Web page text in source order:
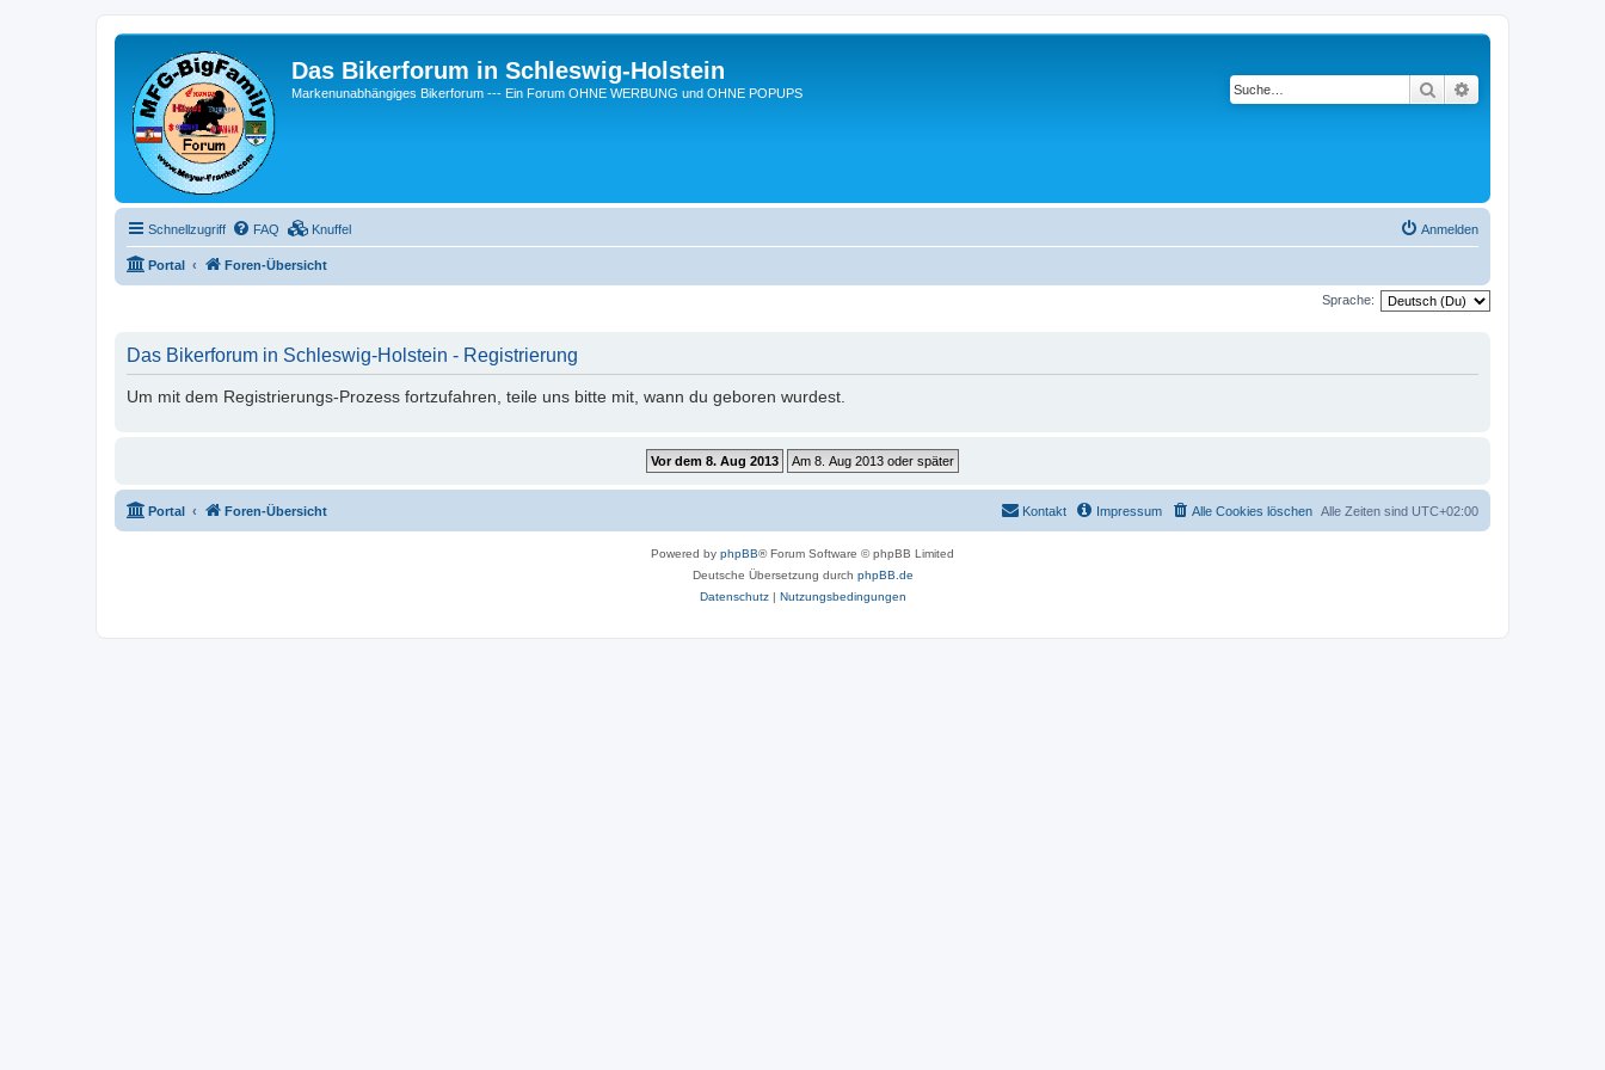
Das Bikerforum in Schleswig-Holstein
Markenunabhängiges Bikerforum --- Ein Forum OHNE WERBUNG und OHNE POPUPS Suche
Schnellzugriff FAQ Knuffel Anmelden
Portal Foren-Übersicht
Sprache:
Das Bikerforum in Schleswig-Holstein - Registrierung
Um mit dem Registrierungs-Prozess fortzufahren, teile uns bitte mit, wann du geboren wurdest.
Portal Foren-Übersicht Alle Zeiten sind UTC+02:00
Alle Cookies löschen
Impressum
Kontakt
Powered by phpBB® Forum Software © phpBB Limited
Deutsche Übersetzung durch phpBB.de
Datenschutz| Nutzungsbedingungen